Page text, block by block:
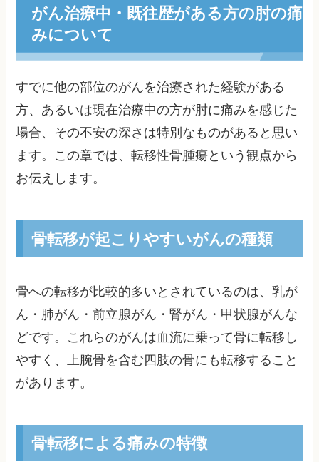
がん治療中・既往歴がある方の肘の痛
みについて
すでに他の部位のがんを治療された経験がある
方、あるいは現在治療中の方が肘に痛みを感じた
場合、その不安の深さは特別なものがあると思い
ます。この章では、転移性骨腫瘍という観点から
お伝えします。
骨転移が起こりやすいがんの種類
骨への転移が比較的多いとされているのは、乳が
ん・肺がん・前立腺がん・腎がん・甲状腺がんな
どです。これらのがんは血流に乗って骨に転移し
やすく、上腕骨を含む四肢の骨にも転移すること
があります。
骨転移による痛みの特徴